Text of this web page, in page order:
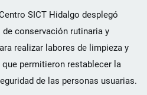
SICT Hidalgo desplegó
conservación rutinaria y
realizar labores de limpieza y
permitieron restablecer la
de las personas usuarias.